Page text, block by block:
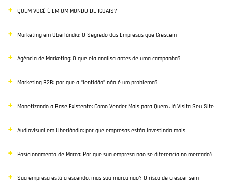
Vendas
Destaque
Inbound Marketing
Desenvolvimento Web
Google Ads
E-commerce
Poisiconamento e Branding
SEO
QUEM VOCÊ É EM UM MUNDO DE IGUAIS?
Marketing em Uberlândia: O Segredo das Empresas que Crescem
Agência de Marketing: O que ela analisa antes de uma campanha?
Marketing B2B: por que a “lentidão” não é um problema?
Monetizando a Base Existente: Como Vender Mais para Quem Já Visita Seu Site
Audiovisual em Uberlândia: por que empresas estão investindo mais
Posicionamento de Marca: Por que sua empresa não se diferencia no mercado?
Sua empresa está crescendo, mas sua marca não? O risco de crescer sem